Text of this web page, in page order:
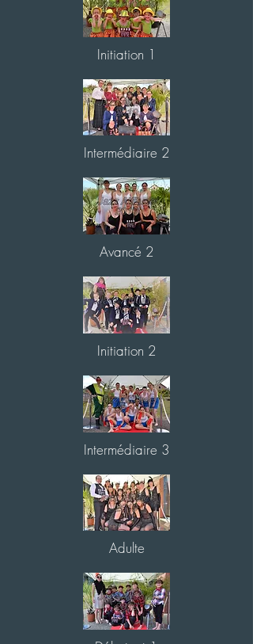
Initiation 1
Intermédiaire 2
Avancé 2
Initiation 2
Intermédiaire 3
Adulte